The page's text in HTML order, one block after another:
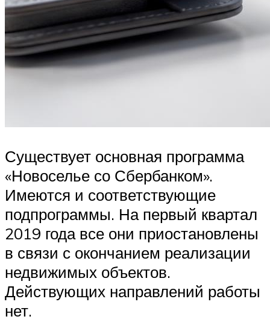
Существует основная программа
«Новоселье со Сбербанком».
Имеются и соответствующие
подпрограммы. На первый квартал
2019 года все они приостановлены
в связи с окончанием реализации
недвижимых объектов.
Действующих направлений работы
нет.